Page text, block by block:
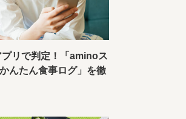
リで判定！「aminoス
んたん食事ログ」を徹